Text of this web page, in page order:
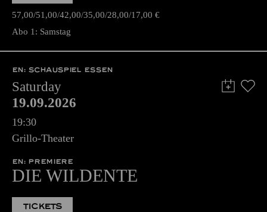
57,00 51,00 42,00 35,00 28,00 17,00 €
Abo 1: Samstag
EN: SCHAUSPIEL ESSEN
Saturday
19.09.2026
19:30
Grillo-Theater
EN: PREMIERE
DIE WILDENTE
TICKETS